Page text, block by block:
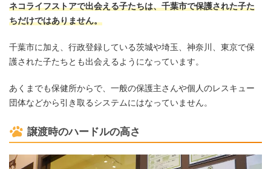
ネコライフストアで出会える子たちは、千葉市で保護された子た
ちだけではありません。
千葉市に加え、行政登録している茨城や埼玉、神奈川、東京で保
護された子たちとも出会えるようになっています。
あくまでも保健所からで、一般の保護主さんや個人のレスキュー
団体などから引き取るシステムにはなっていません。
譲渡時のハードルの高さ